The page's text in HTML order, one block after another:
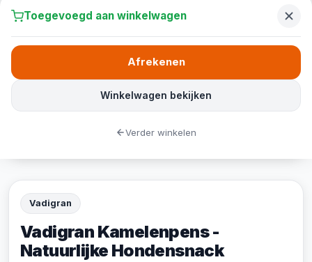
Vadigran
Vadigran Kamelenpens -
Natuurlijke Hondensnack
Toegevoegd aan winkelwagen
Winkelwagen bekijken
Afrekenen
Verder winkelen